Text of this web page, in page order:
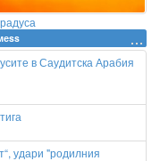
в Саудитска Арабия
удари "родилния